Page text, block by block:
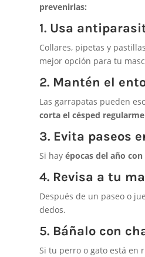
prevenirlas:
1. Usa
Collares, pipetas y
mejor opción para tu
2. Mantén el
Las garrapatas pueden
corta el césped
3. Evita paseos
Si hayépocas del año
4. Revisa a tu
Después de un paseo o
dedos.
5. Báñalo con
Si tu perro o gato está en